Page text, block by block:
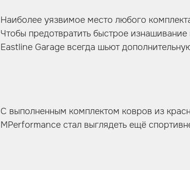
Наиболее уязвимое место любого
Чтобы предотвратить быстрое
Eastline Garage всегда шьют
С выполненным комплектом ковров из
MPerformance стал выглядеть ещё